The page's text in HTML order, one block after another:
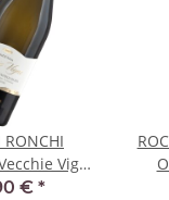
Vigne
Casal di Serra 2021 DOC
€ *